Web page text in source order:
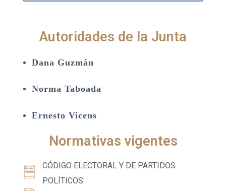
Autoridades de la Junta
Dana Guzmán
Norma Taboada
Ernesto Vicens
Normativas vigentes
CÓDIGO ELECTORAL Y DE PARTIDOS
POLÍTICOS